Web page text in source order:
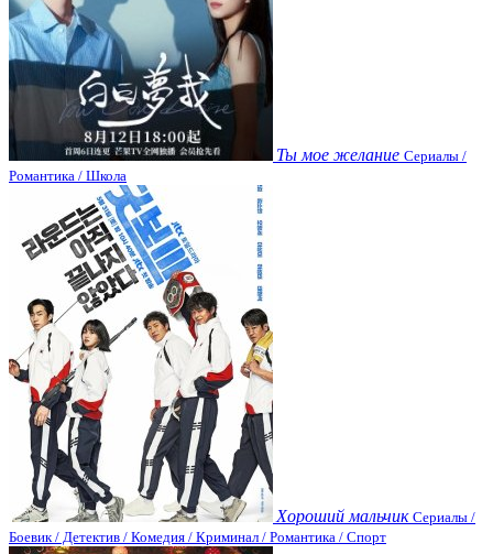
Ты мое желание Сериалы /
Романтика / Школа
Хороший мальчик Сериалы /
Боевик / Детектив / Комедия / Криминал / Романтика / Спорт